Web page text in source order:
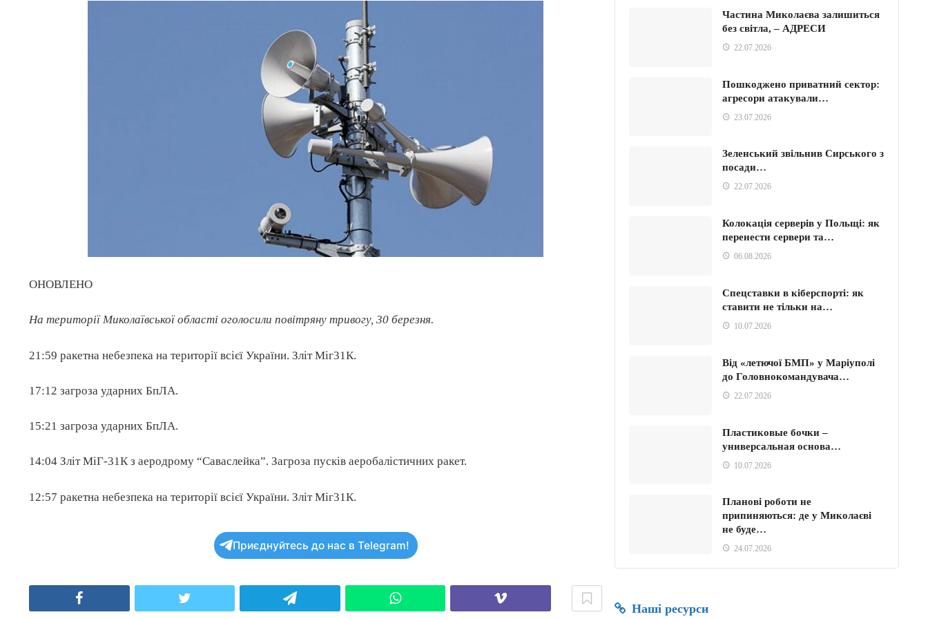
ОНОВЛЕНО
На території Миколаївської області оголосили повітряну тривогу, 30 березня.
21:59 ракетна небезпека на території всієї України. Зліт Міг31К.
17:12 загроза ударних БпЛА.
15:21 загроза ударних БпЛА.
14:04 Зліт МіГ-31К з аеродрому “Саваслейка”. Загроза пусків аеробалістичних ракет.
12:57 ракетна небезпека на території всієї України. Зліт Міг31К.
Приєднуйтесь до нас в Telegram!
Частина Миколаєва залишиться
без світла, – АДРЕСИ
22.07.2026
Пошкоджено приватний сектор:
агресори атакували…
23.07.2026
Зеленський звільнив Сирського з
посади…
22.07.2026
Колокація серверів у Польщі: як
перенести сервери та…
06.08.2026
Спецставки в кіберспорті: як
ставити не тільки на…
10.07.2026
Від «летючої БМП» у Маріуполі
до Головнокомандувача…
22.07.2026
Пластиковые бочки –
универсальная основа…
10.07.2026
Планові роботи не
припиняються: де у Миколаєві
не буде…
24.07.2026
Наші ресурси